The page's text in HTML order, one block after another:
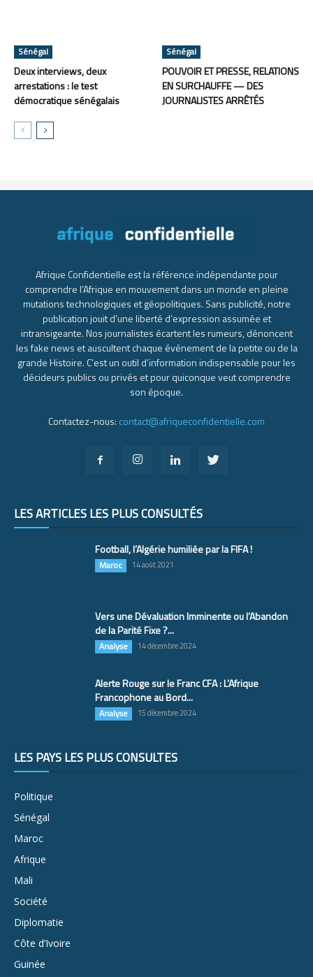
Sénégal
Deux interviews, deux
arrestations : le test
démocratique sénégalais
Sénégal
POUVOIR ET PRESSE, RELATIONS
EN SURCHAUFFE — DES
JOURNALISTES ARRÊTÉS
Afrique Confidentielle est la référence indépendante pour
comprendre l’Afrique en mouvement dans un monde en pleine
mutations technologiques et géopolitiques. Sans publicité, notre
publication jouit d’une liberté d’expression assumée et
intransigeante. Nos journalistes écartent les rumeurs, dénoncent
les fake news et auscultent chaque événement de la petite ou de la
grande Histoire. C’est un outil d’information indispensable pour les
décideurs publics ou privés et pour quiconque veut comprendre
son époque.
Contactez-nous: contact@afriqueconfidentielle.com
LES ARTICLES LES PLUS CONSULTÉS
Football, l’Algérie humiliée par la FIFA !
Maroc 14 août 2021
Vers une Dévaluation Imminente ou l’Abandon
de la Parité Fixe ?...
Analyse 14 décembre 2024
Alerte Rouge sur le Franc CFA : L’Afrique
Francophone au Bord...
Analyse 15 décembre 2024
LES PAYS LES PLUS CONSULTÉS
Politique
Sénégal
Maroc
Afrique
Mali
Société
Diplomatie
Côte d’Ivoire
Guinée